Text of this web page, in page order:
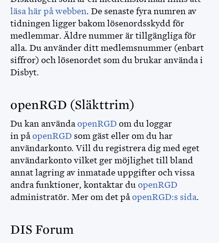
läsa här på webben. De senaste fyra numren av
tidningen ligger bakom lösenordsskydd för
medlemmar. Äldre nummer är tillgängliga för
alla. Du använder ditt medlemsnummer (enbart
siffror) och lösenordet som du brukar använda i
Disbyt.
openRGD (Släkttrim)
Du kan använda openRGD om du loggar
in på openRGD som gäst eller om du har
användarkonto. Vill du registrera dig med eget
användarkonto vilket ger möjlighet till bland
annat lagring av inmatade uppgifter och vissa
andra funktioner, kontaktar du openRGD
administratör. Mer om det på openRGD:s sida.
DIS Forum